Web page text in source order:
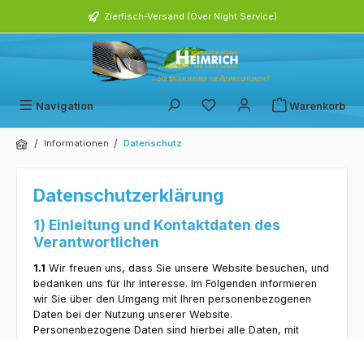
Zierfisch-Versand (Over Night Service)
Navigation Warenkorb
/ Informationen / Datenschutz
Datenschutzerklärung
1) Einleitung und Kontaktdaten des
Verantwortlichen
1.1 Wir freuen uns, dass Sie unsere Website besuchen, und
bedanken uns für Ihr Interesse. Im Folgenden informieren
wir Sie über den Umgang mit Ihren personenbezogenen
Daten bei der Nutzung unserer Website.
Personenbezogene Daten sind hierbei alle Daten, mit